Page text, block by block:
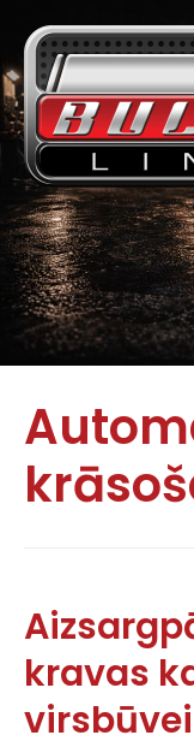
kravas
virsbūvei